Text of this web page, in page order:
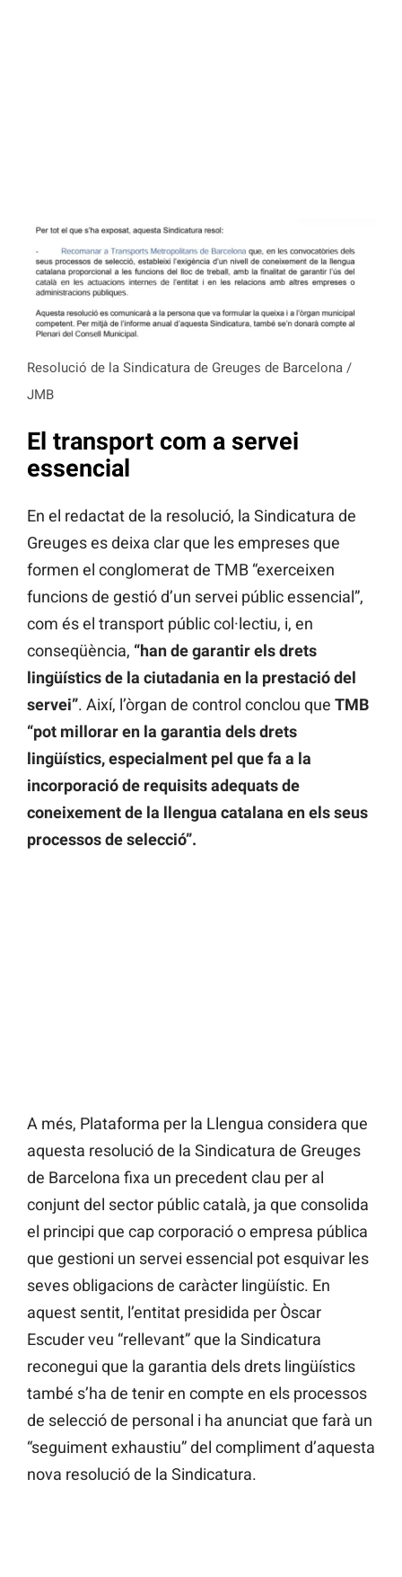
Resolució de la Sindicatura de Greuges de Barcelona /
JMB
El transport com a servei
essencial
En el redactat de la resolució, la Sindicatura de
Greuges es deixa clar que les empreses que
formen el conglomerat de TMB “exerceixen
funcions de gestió d’un servei públic essencial”,
com és el transport públic col·lectiu, i, en
conseqüència, “han de garantir els drets
lingüístics de la ciutadania en la prestació del
servei”. Així, l’òrgan de control conclou que TMB
“pot millorar en la garantia dels drets
lingüístics, especialment pel que fa a la
incorporació de requisits adequats de
coneixement de la llengua catalana en els seus
processos de selecció”.
A més, Plataforma per la Llengua considera que
aquesta resolució de la Sindicatura de Greuges
de Barcelona fixa un precedent clau per al
conjunt del sector públic català, ja que consolida
el principi que cap corporació o empresa pública
que gestioni un servei essencial pot esquivar les
seves obligacions de caràcter lingüístic. En
aquest sentit, l’entitat presidida per Òscar
Escuder veu “rellevant” que la Sindicatura
reconegui que la garantia dels drets lingüístics
també s’ha de tenir en compte en els processos
de selecció de personal i ha anunciat que farà un
“seguiment exhaustiu” del compliment d’aquesta
nova resolució de la Sindicatura.